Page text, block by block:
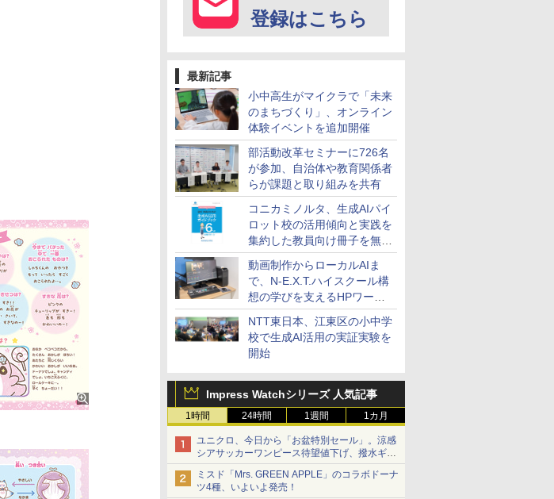
登録はこちら
最新記事
小中高生がマイクラで「未来
のまちづくり」、オンライン
体験イベントを追加開催
部活動改革セミナーに726名
が参加、自治体や教育関係者
らが課題と取り組みを共有
コニカミノルタ、生成AIパイ
ロット校の活用傾向と実践を
集約した教員向け冊子を無料
公開
動画制作からローカルAIま
で、N-E.X.T.ハイスクール構
想の学びを支えるHPワーク
ステーション
NTT東日本、江東区の小中学
校で生成AI活用の実証実験を
開始
Impress Watchシリーズ 人気記事
1時間 24時間 1週間 1カ月
ユニクロ、今日から「お盆特別セール」。涼感
シアサッカーワンピース待望値下げ、撥水ギア
ショーツは1990円に
ミスド「Mrs. GREEN APPLE」のコラボドーナ
ツ4種、いよいよ発売！